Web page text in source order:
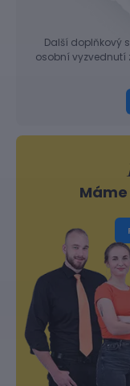
Další doplňkový
osobní vyzvednutí